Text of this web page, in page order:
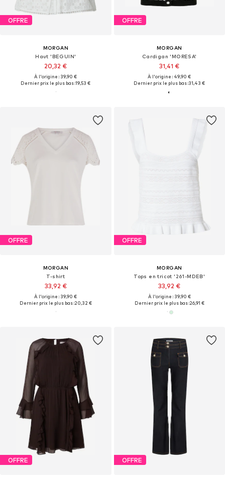
OFFRE
MORGAN
Haut 'BEGUIN'
20,32 €
À l'origine : 39,90 €
Dernier prix le plus bas :19,53 €
OFFRE
MORGAN
Cardigan 'MORESA'
31,41 €
À l'origine : 49,90 €
Dernier prix le plus bas :31,43 €
OFFRE
MORGAN
T-shirt
33,92 €
À l'origine : 39,90 €
Dernier prix le plus bas :20,32 €
OFFRE
MORGAN
Tops en tricot '261-MDEB'
33,92 €
À l'origine : 39,90 €
Dernier prix le plus bas :26,91 €
OFFRE OFFRE